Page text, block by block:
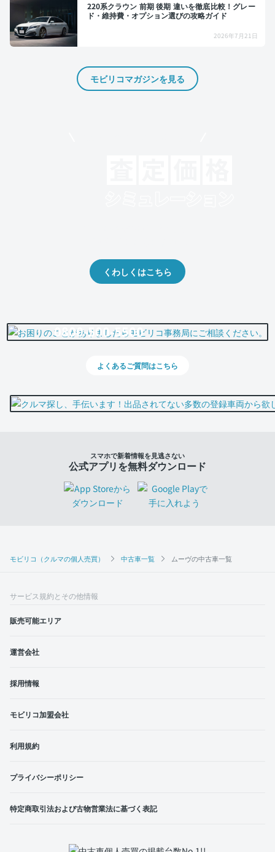
モビリコ（クルマの個人売買） 中古車一覧 ムーヴの中古車一覧
220系クラウン 前期 後期 違いを徹底比較！グレー
ド・維持費・オプション選びの攻略ガイド
2026年7月21日
モビリコマガジンを見る
くわしくはこちら
0800-500-5500
よくあるご質問はこちら
スマホで新着情報を見逃さない
公式アプリを無料ダウンロード
サービス規約とその他情報
販売可能エリア
運営会社
採用情報
モビリコ加盟会社
利用規約
プライバシーポリシー
特定商取引法および古物営業法に基づく表記